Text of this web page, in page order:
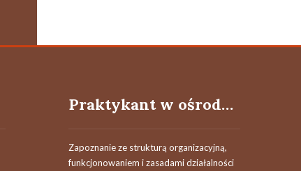
Praktykant w ośrodku statystyki warunków pracy
Zapoznanie ze strukturą organizacyjną,
funkcjonowaniem i zasadami działalności